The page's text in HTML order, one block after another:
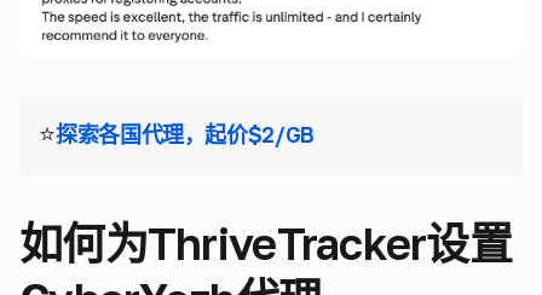
⭐探索各国代理，起价$2/GB
如何为ThriveTracker设置